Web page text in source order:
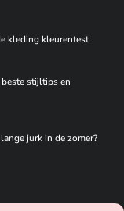
kleding kleurentest
beste stijltips en
jurk in de zomer?